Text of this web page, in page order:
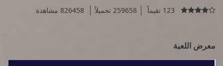
 123 تقيماً 259658 تحميلاً 826458 مشاهدة
معرض اللعبة